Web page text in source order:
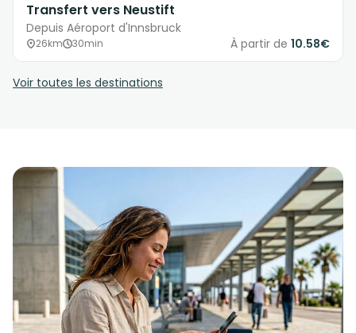
Transfert vers Neustift
Depuis Aéroport d'Innsbruck
26km 30min À partir de 10.58€
Voir toutes les destinations